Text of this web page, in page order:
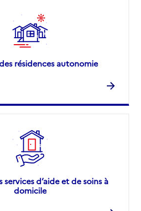
résidences autonomie
d’aide et de soins à
domicile